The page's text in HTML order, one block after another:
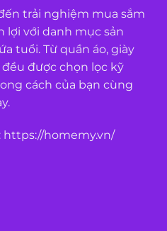
trải nghiệm mua sắm
với danh mục sản
tuổi. Từ quần áo, giày
được chọn lọc kỹ
cách của bạn cùng
https://homemy.vn/